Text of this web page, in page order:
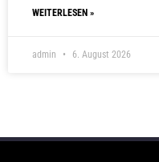
WEITERLESEN »
admin 6. August 2026